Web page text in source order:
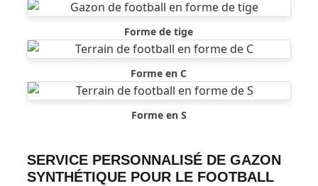
Forme de tige
Forme en C
Forme en S
SERVICE PERSONNALISÉ DE GAZON
SYNTHÉTIQUE POUR LE FOOTBALL